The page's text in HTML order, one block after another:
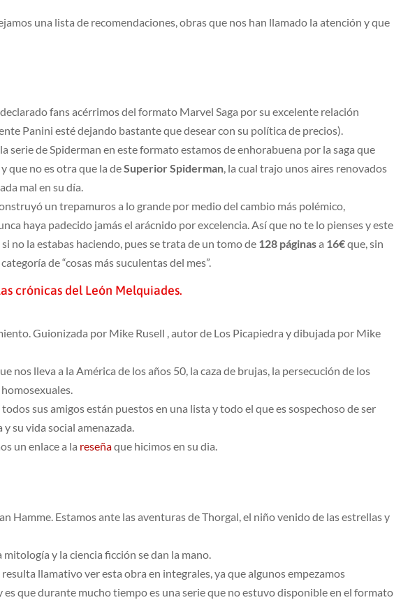
una lista de recomendaciones, obras que nos han llamado la atención y que
fans acérrimos del formato Marvel Saga por su excelente relación
Panini esté dejando bastante que desear con su política de precios).
serie de Spiderman en este formato estamos de enhorabuena por la saga que
que no es otra que la deSuperior Spiderman, la cual trajo unos aires renovados
mal en su día.
un trepamuros a lo grande por medio del cambio más polémico,
haya padecido jamás el arácnido por excelencia. Así que no te lo pienses y este
no la estabas haciendo, pues se trata de un tomo de 128 páginasa 16€que, sin
de “cosas más suculentas del mes”.
crónicas del León Melquiades.
Guionizada por Mike Rusell , autor de Los Picapiedra y dibujada por Mike
nos lleva a la América de los años 50, la caza de brujas, la persecución de los
sus amigos están puestos en una lista y todo el que es sospechoso de ser
su vida social amenazada.
un enlace a la reseñaque hicimos en su dia.
Hamme. Estamos ante las aventuras de Thorgal, el niño venido de las estrellas y
y la ciencia ficción se dan la mano.
llamativo ver esta obra en integrales, ya que algunos empezamos
es que durante mucho tiempo es una serie que no estuvo disponible en el formato